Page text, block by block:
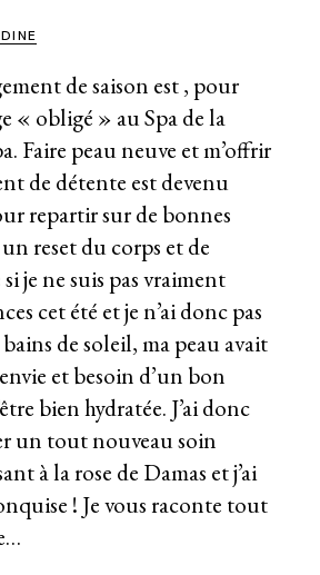
de saison est , pour
« obligé » au Spa de la
Faire peau neuve et m’offrir
de détente est devenu
repartir sur de bonnes
reset du corps et de
je ne suis pas vraiment
cet été et je n’ai donc pas
de soleil, ma peau avait
et besoin d’un bon
bien hydratée. J’ai donc
un tout nouveau soin
à la rose de Damas et j’ai
! Je vous raconte tout